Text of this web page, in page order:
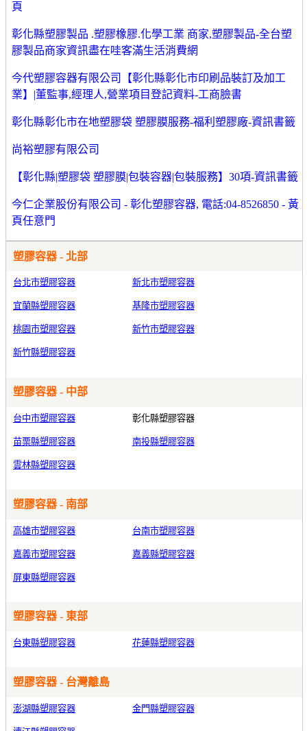
頁
彰化縣塑膠製品 .塑膠橡膠.化學工業 商家,塑膠製品-全台塑
膠製品商家資訊盡在哇客滿生活消費網
今代塑膠容器有限公司【彰化縣彰化市印刷品裝訂及加工
業】|董監事,經理人,營業項目登記資料-工商臉書
彰化縣彰化市在地塑膠袋 塑膠膜服務-福利塑膠廠-資訊書籤
尚裕塑膠有限公司
【彰化縣|塑膠袋 塑膠膜|包裝容器|包裝服務】30項-資訊書籤
今仁企業股份有限公司 - 彰化塑膠容器, 電話:04-8526850 - 黃
頁任意門
塑膠容器 - 北部
台北市塑膠容器 新北市塑膠容器
宜蘭縣塑膠容器 基隆市塑膠容器
桃園市塑膠容器 新竹市塑膠容器
新竹縣塑膠容器
塑膠容器 - 中部
台中市塑膠容器 彰化縣塑膠容器
苗栗縣塑膠容器 南投縣塑膠容器
雲林縣塑膠容器
塑膠容器 - 南部
高雄市塑膠容器 台南市塑膠容器
嘉義市塑膠容器 嘉義縣塑膠容器
屏東縣塑膠容器
塑膠容器 - 東部
台東縣塑膠容器 花蓮縣塑膠容器
塑膠容器 - 台灣離島
澎湖縣塑膠容器 金門縣塑膠容器